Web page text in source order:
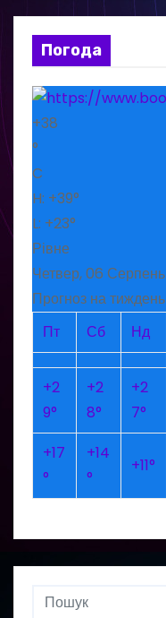
Погода
+38
°
C
H: +39°
L: +23°
Рівне
Четвер, 06 Серпень
Прогноз на тиждень
Пт
Сб Нд
+2
9°
+2
8°
+2
7°
+17
°
+14
°
+11°